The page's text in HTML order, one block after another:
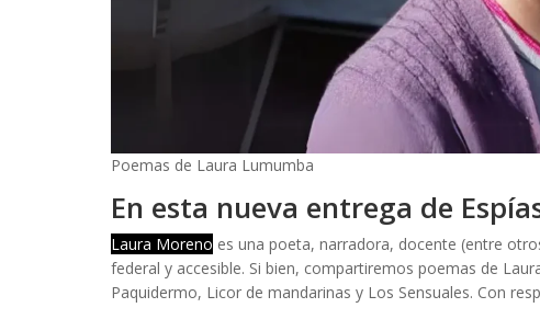
Poemas de Laura Lumumba
En esta nueva entrega de
Laura Moreno es una poeta, narradora, docente (entre
federal y accesible. Si bien, compartiremos poemas de
Paquidermo, Licor de mandarinas y Los Sensuales. Con